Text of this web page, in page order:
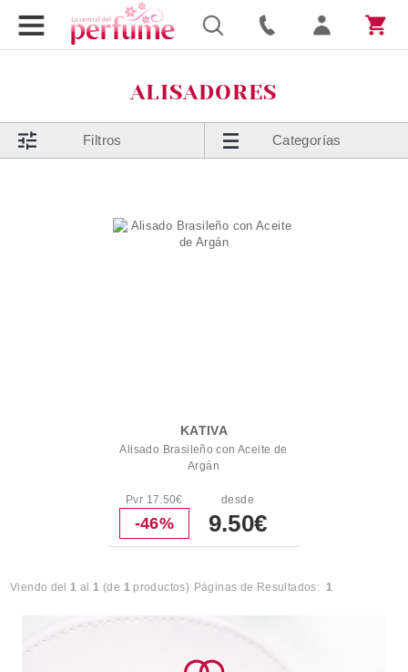
ALISADORES
Filtros Categorías
KATIVA
Alisado Brasileño con Aceite de
Argán
Pvr 17.50€
-46%
desde
9.50€
Viendo del1 al1 (de 1productos) Páginas de Resultados: 1